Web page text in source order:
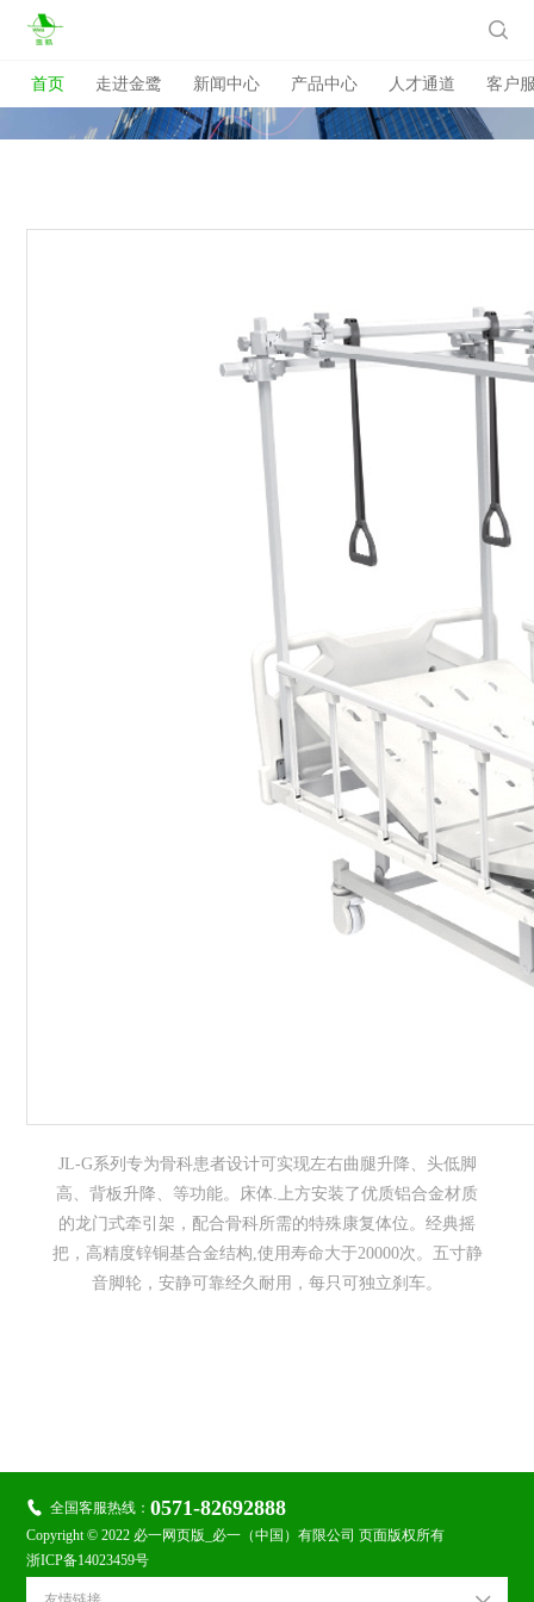
首页 走进金鹭 新闻中心 产品中心 人才通道 客户

JL-G系列专为骨科患者设计可实现左右曲腿升降、头低脚
高、背板升降、等功能。床体.上方安装了优质铝合金材质
的龙门式牵引架，配合骨科所需的特殊康复体位。经典摇
把，高精度锌铜基合金结构,使用寿命大于20000次。五寸静
音脚轮，安静可靠经久耐用，每只可独立刹车。
 全国客服热线：0571-82692888
Copyright © 2022 必一网页版_必一（中国）有限公司 页面版权所有
浙ICP备14023459号